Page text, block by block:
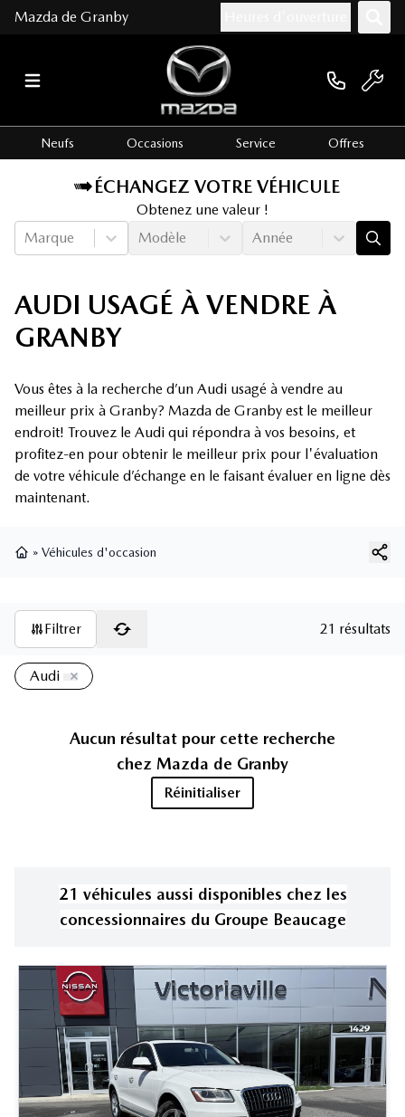
Mazda de Granby
Neufs Occasions Service Offres
ÉCHANGEZ VOTRE VÉHICULE
Obtenez une valeur !
Marque
Modèle Année
AUDI USAGÉ À VENDRE À
GRANBY
Vous êtes à la recherche d’un Audi usagé à vendre au
meilleur prix à Granby? Mazda de Granby est le meilleur
endroit! Trouvez le Audi qui répondra à vos besoins, et
profitez-en pour obtenir le meilleur prix pour l'évaluation
de votre véhicule d’échange en le faisant évaluer en ligne dès
maintenant.
» Véhicules d'occasion
Filtrer 21 résultats
Audi
Aucun résultat pour cette recherche
chez Mazda de Granby
Réinitialiser
21 véhicules aussi disponibles chez les
concessionnaires du Groupe Beaucage